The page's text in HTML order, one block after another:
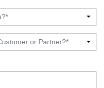
or Partner?*